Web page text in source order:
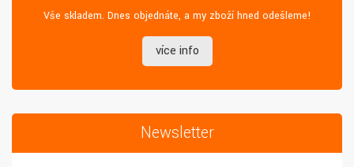
Vše skladem. Dnes objednáte, a my zboží hned odešleme!
více info
Newsletter